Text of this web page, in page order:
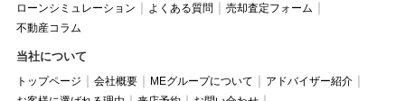
ローンシミュレーション
よくある質問
売却査定フォーム
不動産コラム
当社について
トップページ 会社概要 MEグループについて
アドバイザー紹介